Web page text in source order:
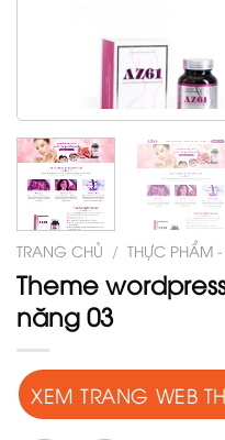
TRANG CHỦ / THỰC PHẨM
Theme
năng 03
XEM TRANG WEB